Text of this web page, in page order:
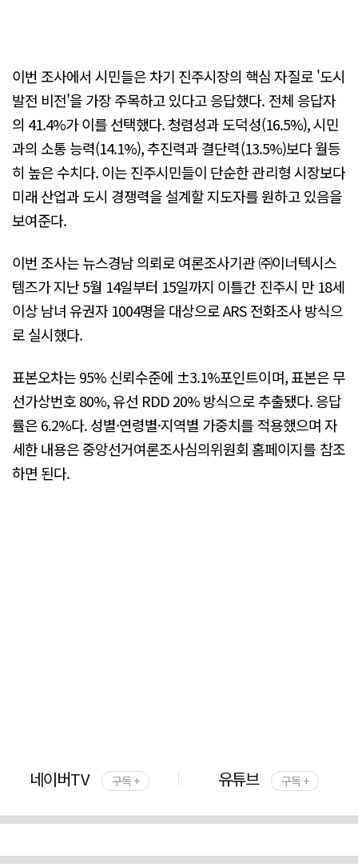
이번 조사에서 시민들은 차기 진주시장의 핵심 자질로 '도시
발전 비전'을 가장 주목하고 있다고 응답했다. 전체 응답자
의 41.4%가 이를 선택했다. 청렴성과 도덕성(16.5%), 시민
과의 소통 능력(14.1%), 추진력과 결단력(13.5%)보다 월등
히 높은 수치다. 이는 진주시민들이 단순한 관리형 시장보다
미래 산업과 도시 경쟁력을 설계할 지도자를 원하고 있음을
보여준다.
이번 조사는 뉴스경남 의뢰로 여론조사기관 ㈜이너텍시스
템즈가 지난 5월 14일부터 15일까지 이틀간 진주시 만 18세
이상 남녀 유권자 1004명을 대상으로 ARS 전화조사 방식으
로 실시했다.
표본오차는 95% 신뢰수준에 ±3.1%포인트이며, 표본은 무
선가상번호 80%, 유선 RDD 20% 방식으로 추출됐다. 응답
률은 6.2%다. 성별·연령별·지역별 가중치를 적용했으며 자
세한 내용은 중앙선거여론조사심의위원회 홈페이지를 참조
하면 된다.
네이버TV 구독 + 유튜브 구독 +